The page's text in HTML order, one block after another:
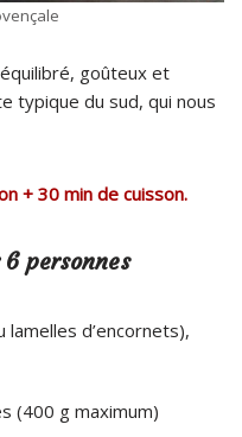
goûteux et
typique du sud, qui nous
+ 30 min de cuisson.
personnes
lamelles d’encornets),
(400 g maximum)